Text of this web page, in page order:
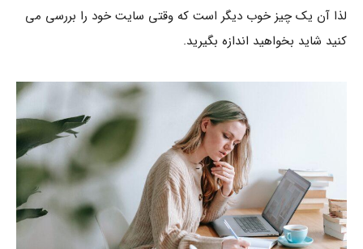
لذا آن یک چیز خوب دیگر است که وقتی سایت خود را بررسی می
کنید شاید بخواهید اندازه بگیرید.